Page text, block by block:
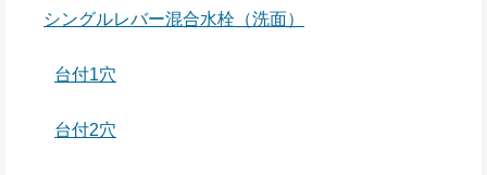
シングルレバー混合水栓（洗面）
台付1穴
台付2穴